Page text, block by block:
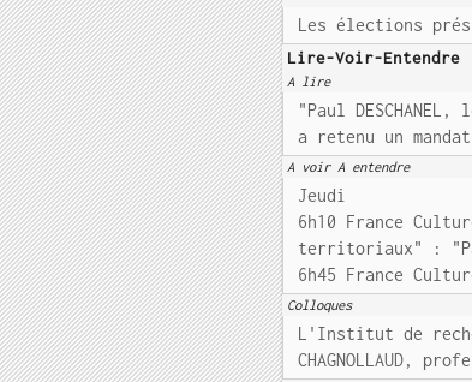
Les élections
Lire-Voir-Entendre
A lire
"Paul
a retenu un
A voir A entendre
Jeudi
6h10 France
territoriaux" :
6h45 France
Colloques
L'Institut de
CHAGNOLLAUD,